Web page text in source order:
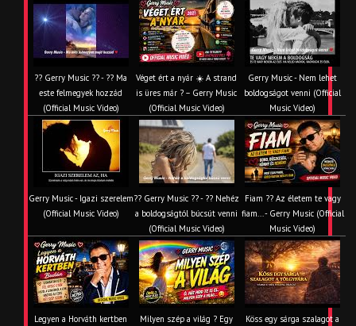
?? Gerry Music ?? - ?? Ma
este felmegyek hozzád
(Official Music Video)
Véget ért a nyár ☀️ A strand
is üres már ? – Gerry Music
(Official Music Video)
Gerry Music - Nem lehet
boldogságot venni (Official
Music Video)
Gerry Music - Igazi szerelem
(Official Music Video)
?? Gerry Music ?? - ?? Nehéz
a boldogságtól búcsút venni
(Official Music Video)
Fiam ?‍? Az életem te vagy
fiam... - Gerry Music (Official
Music Video)
Legyen a Horváth kertben
Milyen szép a világ ? Egy
Köss egy sárga szalagot a